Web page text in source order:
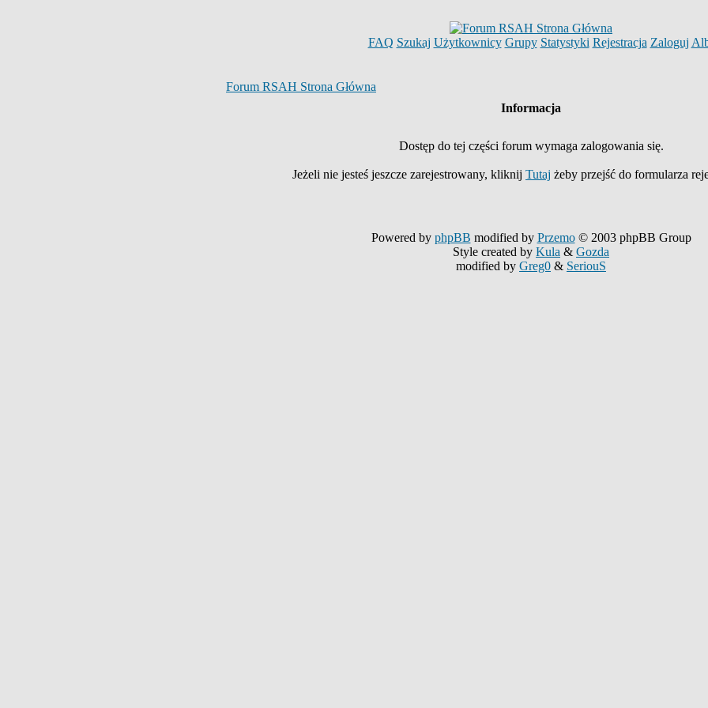
FAQ Szukaj Użytkownicy Grupy Statystyki Rejestracja Zaloguj
Forum RSAH Strona Główna
Informacja
Dostęp do tej części forum wymaga zalogowania się.
Jeżeli nie jesteś jeszcze zarejestrowany, kliknij Tutaj żeby przejść do formularza
Powered by phpBB modified by Przemo© 2003 phpBB Group
Style created by Kula & Gozda
modified by Greg0 & SeriouS